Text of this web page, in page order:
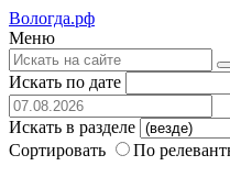
Вологда.рф
Меню
Искать по дате
Искать в разделе
Сортировать
По